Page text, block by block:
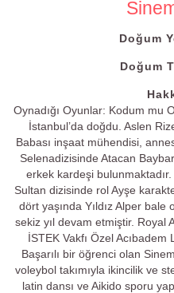
Doğum
Doğum
Oynadığı Oyunlar: Kodum mu
İstanbul’da doğdu. Aslen
Babası inşaat mühendisi,
Selenadizisinde Atacan
erkek kardeşi
Sultan dizisinde rol Ayşe
dört yaşında Yıldız Alper bale
sekiz yıl devam etmiştir. Royal
İSTEK Vakfı Özel Acıbadem
Başarılı bir öğrenci olan
voleybol takımıyla ikincilik ve
latin dansı ve Aikido sporu